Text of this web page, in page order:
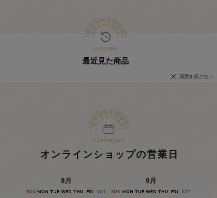
最近見た商品
履歴を残さない
オンラインショップの営業日
8月
SUN MON TUE WED THU FRI SAT
9月
SUN MON TUE WED THU FRI SAT